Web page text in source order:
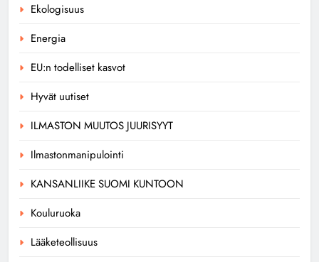
Ekologisuus
Energia
EU:n todelliset kasvot
Hyvät uutiset
ILMASTON MUUTOS JUURISYYT
Ilmastonmanipulointi
KANSANLIIKE SUOMI KUNTOON
Kouluruoka
Lääketeollisuus